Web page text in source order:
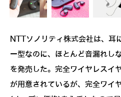
NTTソノリティ株式会社は、耳
ー型なのに、ほとんど音漏れし
を発売した。完全ワイヤレスイ
が用意されているが、完全ワイ